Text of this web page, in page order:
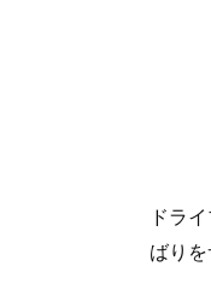
ドラ
ばり